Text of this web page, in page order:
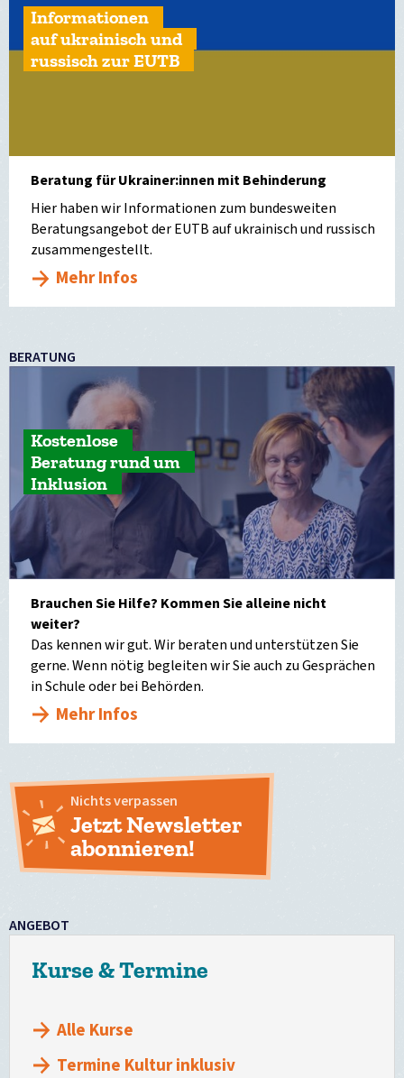
Informationen
auf ukrainisch und
russisch zur EUTB
Beratung für Ukrainer:innen mit Behinderung
Hier haben wir Informationen zum bundesweiten
Beratungsangebot der EUTB auf ukrainisch und russisch
zusammengestellt.
Mehr Infos
BERATUNG
Kostenlose
Beratung rund um
Inklusion
Brauchen Sie Hilfe? Kommen Sie alleine nicht
weiter?
Das kennen wir gut. Wir beraten und unterstützen Sie
gerne. Wenn nötig begleiten wir Sie auch zu Gesprächen
in Schule oder bei Behörden.
Mehr Infos
Nichts verpassen
Jetzt Newsletter
abonnieren!
ANGEBOT
Kurse & Termine
Alle Kurse
Termine Kultur inklusiv